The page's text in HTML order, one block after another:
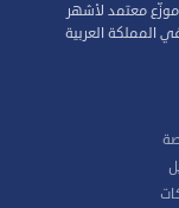
معتمد لأشهر
المملكة العربية